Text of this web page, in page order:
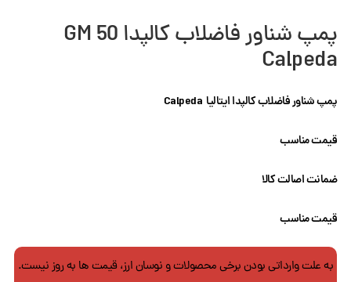
پمپ شناور فاضلاب کالپدا GM 50
Calpeda
پمپ شناور فاضلاب کالپدا ایتالیا Calpeda
قیمت مناسب
ضمانت اصالت کالا
قیمت مناسب
به علت وارداتی بودن برخی محصولات و نوسان ارز، قیمت ها به روز نیست.